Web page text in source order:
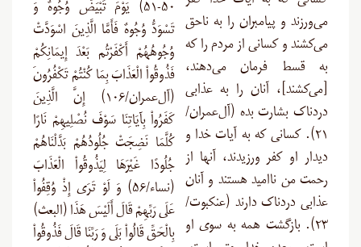
می‌ورزند و پیامبران را به ناحق
می‌کشند و کسانی از مردم را که
به قسط فرمان می‌دهند،
[می‌کشند]، آنان را به عذابی
دردناک بشارت بده (آل‌عمران/
۲۱). کسانی که به آیات خدا و
دیدار او کفر ورزیدند، آنها از
رحمت من ناامید هستند و آنان
عذابی دردناک دارند (عنکبوت/
۲۳). بازگشت همه به سوی او
۵۰-۵۱) يَوْمَ تَبْيَضُّ وُجُوهٌ وَ
تَسْوَدُّ وُجُوهٌ فَأَمَّا الَّذِينَ اسْوَدَّتْ
وُجُوهُهُمْ أَكْفَرْتُم بَعْدَ إِيمَانِكُمْ
فَذُوقُواْ الْعَذَابَ بِمَا كُنْتُمْ تَكْفُرُونَ
(آل‌عمران/۱۰۶) إِنَّ الَّذِينَ
كَفَرُواْ بِآيَاتِنَا سَوْفَ نُصْلِيهِمْ نَارًا
كُلَّمَا نَضِجَتْ جُلُودُهُمْ بَدَّلْنَاهُمْ
جُلُودًا غَيْرَهَا لِيَذُوقُواْ الْعَذَابَ
(نساء/۵۶) وَ لَوْ تَرَى إِذْ وُقِفُواْ
عَلَى رَبِّهِمْ قَالَ أَلَيْسَ هَذَا (البعث)
بِالْحَقِّ قَالُواْ بَلَى وَ رَبِّنَا قَالَ فَذُوقُواْ